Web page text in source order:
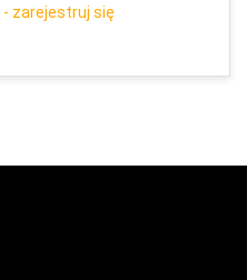
- zarejestruj się